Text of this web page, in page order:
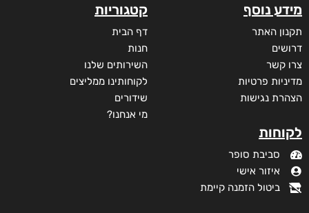
מידע נוסף
תקנון האתר
דרושים
צרו קשר
מדיניות פרטיות
הצהרת נגישות
לקוחות
סביבת סופר
איזור אישי
ביטול הזמנה קיימת
קטגוריות
דף הבית
חנות
השירותים שלנו
לקוחותינו ממליצים
שידורים
מי אנחנו?